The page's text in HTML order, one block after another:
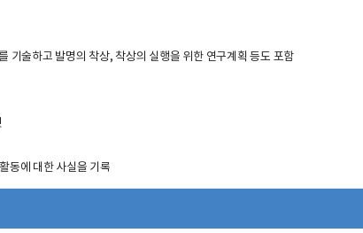
기술하고 발명의 착상, 착상의 실행을 위한 연구계획 등도 포함
동에 대한 사실을 기록